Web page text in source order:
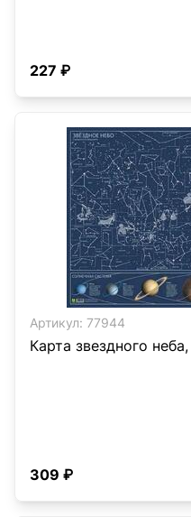
227 ₽
Артикул: 77944
Карта звездного
309 ₽